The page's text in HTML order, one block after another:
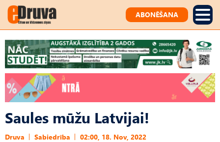
ABONĒŠANA
Saules mūžu Latvijai!
Druva Sabiedrība 02:00, 18. Nov, 2022